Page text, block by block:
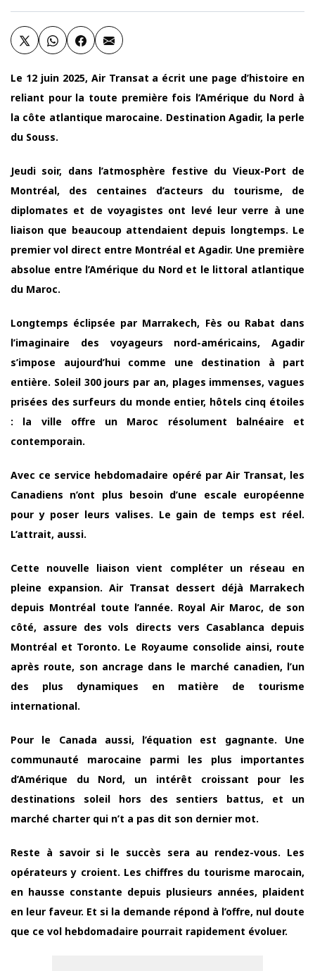
Le 12 juin 2025, Air Transat a écrit une page d’histoire en
reliant pour la toute première fois l’Amérique du Nord à
la côte atlantique marocaine. Destination Agadir, la perle
du Souss.
Jeudi soir, dans l’atmosphère festive du Vieux-Port de
Montréal, des centaines d’acteurs du tourisme, de
diplomates et de voyagistes ont levé leur verre à une
liaison que beaucoup attendaient depuis longtemps. Le
premier vol direct entre Montréal et Agadir. Une première
absolue entre l’Amérique du Nord et le littoral atlantique
du Maroc.
Longtemps éclipsée par Marrakech, Fès ou Rabat dans
l’imaginaire des voyageurs nord-américains, Agadir
s’impose aujourd’hui comme une destination à part
entière. Soleil 300 jours par an, plages immenses, vagues
prisées des surfeurs du monde entier, hôtels cinq étoiles
: la ville offre un Maroc résolument balnéaire et
contemporain.
Avec ce service hebdomadaire opéré par Air Transat, les
Canadiens n’ont plus besoin d’une escale européenne
pour y poser leurs valises. Le gain de temps est réel.
L’attrait, aussi.
Cette nouvelle liaison vient compléter un réseau en
pleine expansion. Air Transat dessert déjà Marrakech
depuis Montréal toute l’année. Royal Air Maroc, de son
côté, assure des vols directs vers Casablanca depuis
Montréal et Toronto. Le Royaume consolide ainsi, route
après route, son ancrage dans le marché canadien, l’un
des plus dynamiques en matière de tourisme
international.
Pour le Canada aussi, l’équation est gagnante. Une
communauté marocaine parmi les plus importantes
d’Amérique du Nord, un intérêt croissant pour les
destinations soleil hors des sentiers battus, et un
marché charter qui n’t a pas dit son dernier mot.
Reste à savoir si le succès sera au rendez-vous. Les
opérateurs y croient. Les chiffres du tourisme marocain,
en hausse constante depuis plusieurs années, plaident
en leur faveur. Et si la demande répond à l’offre, nul doute
que ce vol hebdomadaire pourrait rapidement évoluer.